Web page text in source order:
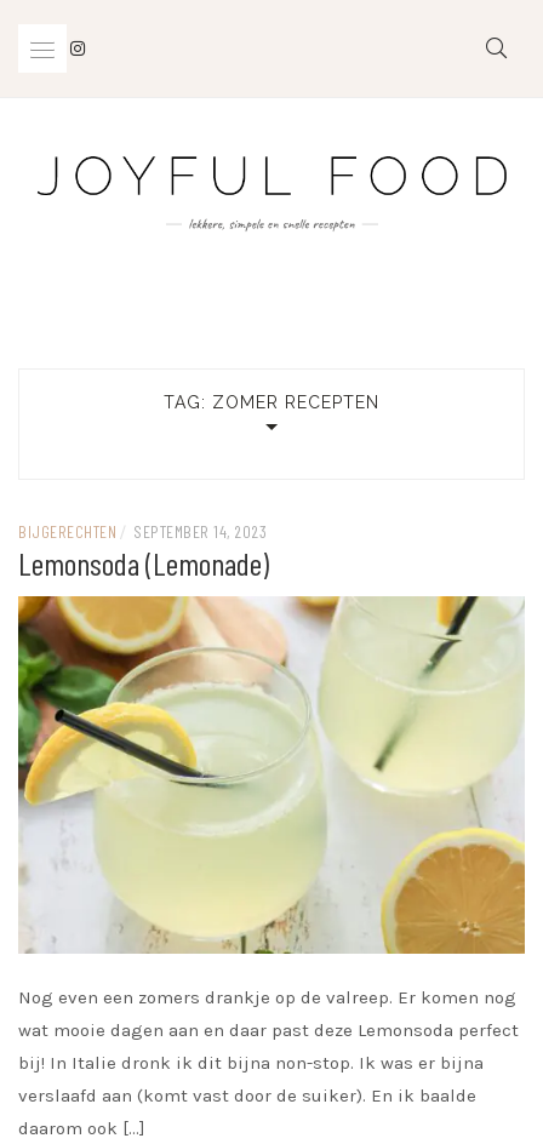
TAG: ZOMER RECEPTEN
BIJGERECHTEN / SEPTEMBER 14, 2023
Lemonsoda (Lemonade)
Nog even een zomers drankje op de valreep. Er komen nog
wat mooie dagen aan en daar past deze Lemonsoda perfect
bij! In Italie dronk ik dit bijna non-stop. Ik was er bijna
verslaafd aan (komt vast door de suiker). En ik baalde
daarom ook […]